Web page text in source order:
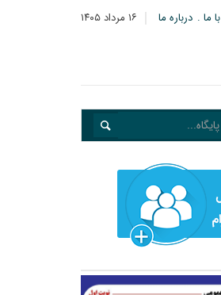
۱۶ مرداد ۱۴۰۵ ما درباره ما